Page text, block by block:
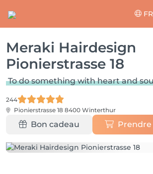
Meraki Hairdesign
Pionierstrasse 18
To do something with heart and
244
Pionierstrasse 18 8400 Winterthur
Bon cadeau Prendre